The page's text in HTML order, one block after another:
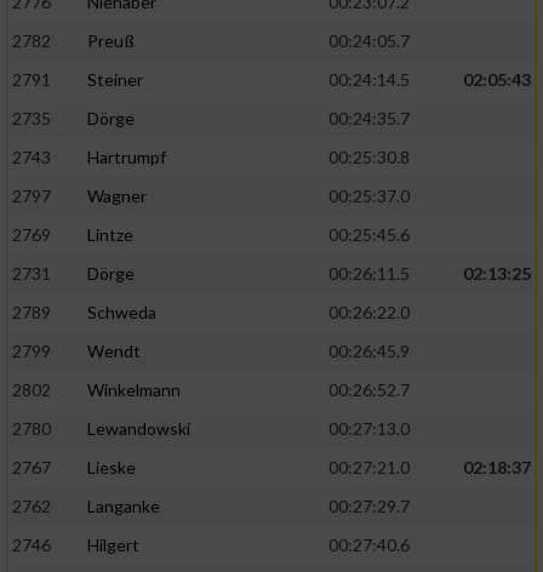
2782
Preuß
00:24:05.7
2791
Steiner 00:24:14.5
02:05:43
2735
Dörge
00:24:35.7
2743
Hartrumpf
00:25:30.8
2797
Wagner
00:25:37.0
2769
Lintze
00:25:45.6
2731
Dörge 00:26:11.5
02:13:25
2789
Schweda
00:26:22.0
2799
Wendt
00:26:45.9
2802
Winkelmann
00:26:52.7
2780
Lewandowski
00:27:13.0
2767
Lieske 00:27:21.0
02:18:37
2762
Langanke
00:27:29.7
2746
Hilgert
00:27:40.6